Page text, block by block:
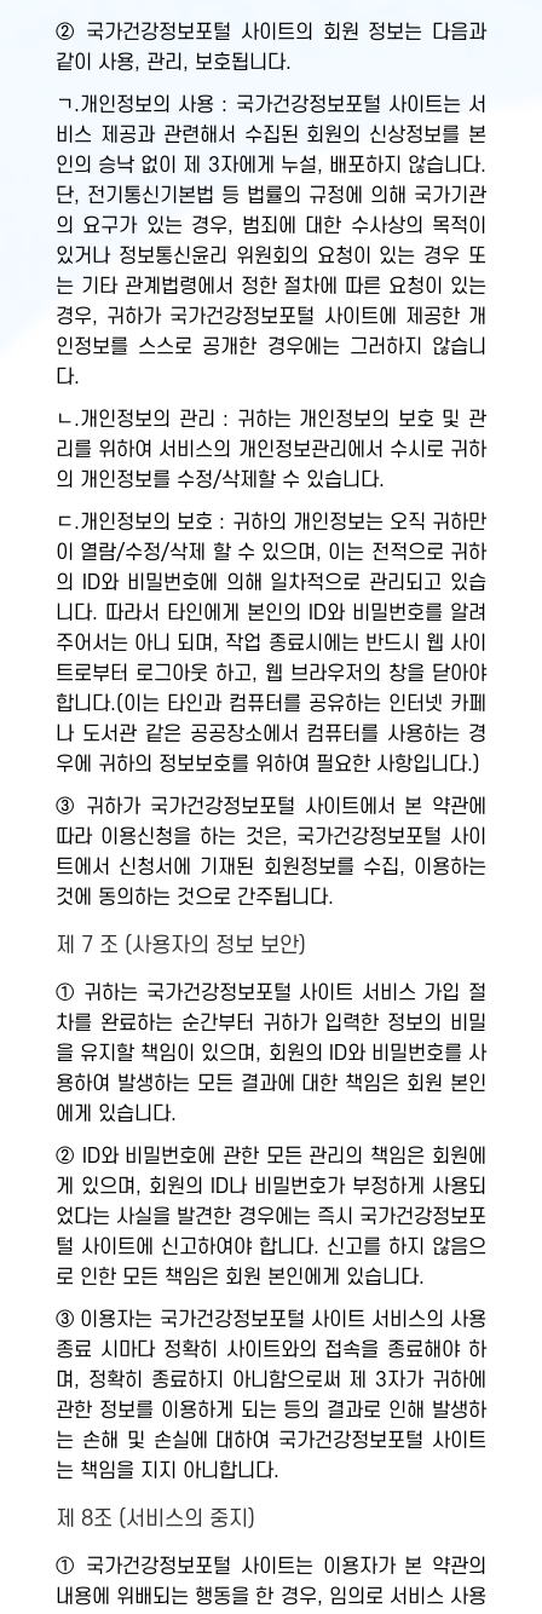
② 국가건강정보포털 사이트의 회원 정보는 다음과
같이 사용, 관리, 보호됩니다.
ㄱ.개인정보의 사용 : 국가건강정보포털 사이트는 서
비스 제공과 관련해서 수집된 회원의 신상정보를 본
인의 승낙 없이 제 3자에게 누설, 배포하지 않습니다.
단, 전기통신기본법 등 법률의 규정에 의해 국가기관
의 요구가 있는 경우, 범죄에 대한 수사상의 목적이
있거나 정보통신윤리 위원회의 요청이 있는 경우 또
는 기타 관계법령에서 정한 절차에 따른 요청이 있는
경우, 귀하가 국가건강정보포털 사이트에 제공한 개
인정보를 스스로 공개한 경우에는 그러하지 않습니
다.
ㄴ.개인정보의 관리 : 귀하는 개인정보의 보호 및 관
리를 위하여 서비스의 개인정보관리에서 수시로 귀하
의 개인정보를 수정/삭제할 수 있습니다.
ㄷ.개인정보의 보호 : 귀하의 개인정보는 오직 귀하만
이 열람/수정/삭제 할 수 있으며, 이는 전적으로 귀하
의 ID와 비밀번호에 의해 일차적으로 관리되고 있습
니다. 따라서 타인에게 본인의 ID와 비밀번호를 알려
주어서는 아니 되며, 작업 종료시에는 반드시 웹 사이
트로부터 로그아웃 하고, 웹 브라우저의 창을 닫아야
합니다.(이는 타인과 컴퓨터를 공유하는 인터넷 카페
나 도서관 같은 공공장소에서 컴퓨터를 사용하는 경
우에 귀하의 정보보호를 위하여 필요한 사항입니다.)
③ 귀하가 국가건강정보포털 사이트에서 본 약관에
따라 이용신청을 하는 것은, 국가건강정보포털 사이
트에서 신청서에 기재된 회원정보를 수집, 이용하는
것에 동의하는 것으로 간주됩니다.
제 7 조 (사용자의 정보 보안)
① 귀하는 국가건강정보포털 사이트 서비스 가입 절
차를 완료하는 순간부터 귀하가 입력한 정보의 비밀
을 유지할 책임이 있으며, 회원의 ID와 비밀번호를 사
용하여 발생하는 모든 결과에 대한 책임은 회원 본인
에게 있습니다.
② ID와 비밀번호에 관한 모든 관리의 책임은 회원에
게 있으며, 회원의 ID나 비밀번호가 부정하게 사용되
었다는 사실을 발견한 경우에는 즉시 국가건강정보포
털 사이트에 신고하여야 합니다. 신고를 하지 않음으
로 인한 모든 책임은 회원 본인에게 있습니다.
③ 이용자는 국가건강정보포털 사이트 서비스의 사용
종료 시마다 정확히 사이트와의 접속을 종료해야 하
며, 정확히 종료하지 아니함으로써 제 3자가 귀하에
관한 정보를 이용하게 되는 등의 결과로 인해 발생하
는 손해 및 손실에 대하여 국가건강정보포털 사이트
는 책임을 지지 아니합니다.
제 8조 (서비스의 중지)
① 국가건강정보포털 사이트는 이용자가 본 약관의
내용에 위배되는 행동을 한 경우, 임의로 서비스 사용